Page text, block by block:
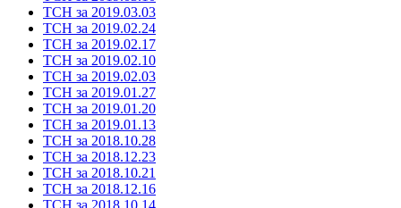
ТСН за 2019.03.03
ТСН за 2019.02.24
ТСН за 2019.02.17
ТСН за 2019.02.10
ТСН за 2019.02.03
ТСН за 2019.01.27
ТСН за 2019.01.20
ТСН за 2019.01.13
ТСН за 2018.10.28
ТСН за 2018.12.23
ТСН за 2018.10.21
ТСН за 2018.12.16
ТСН за 2018.10.14